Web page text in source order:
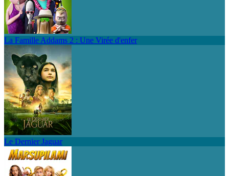
La Famille Addams 2 : Une Virée d'enfer
Le Dernier Jaguar